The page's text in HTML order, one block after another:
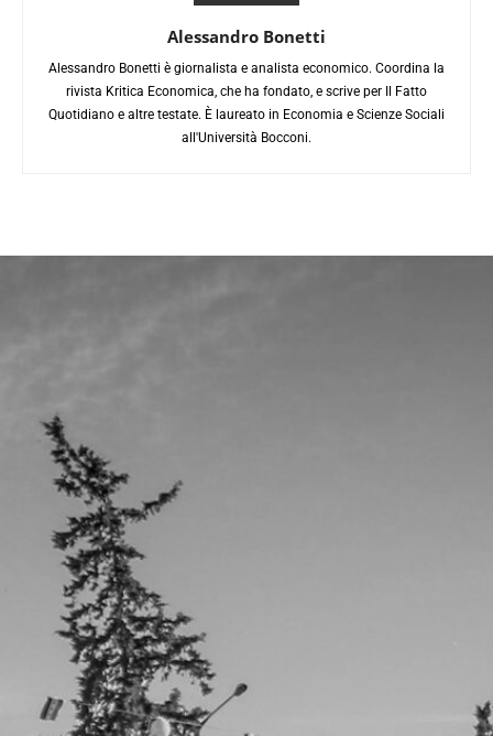
Alessandro Bonetti
Alessandro Bonetti è giornalista e analista economico. Coordina la
rivista Kritica Economica, che ha fondato, e scrive per Il Fatto
Quotidiano e altre testate. È laureato in Economia e Scienze Sociali
all'Università Bocconi.